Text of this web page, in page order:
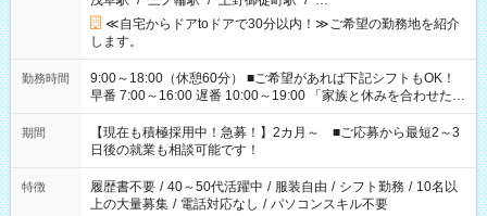
≪自宅からドアtoドアで30分以内！≫ご希望の勤務地を紹介
します。
勤務時間
9:00～18:00（休憩60分） ■ご希望があれば下記シフトもOK！
早番 7:00～16:00 遅番 10:00～19:00 「家族と休みを合わせた
い」 「余裕を持って夕飯の準備がしたい」 「できれば残業はし
たくない」 など、ご希望を教えてくださいね。 ※Wワーク希望
の方へ 今ご覧のお仕事で希望する勤務時間と、もう1つのお仕事
の勤務時間。 合計で週40時間を超える場合は応募できません。
期間
【現在も積極採用中！急募！】2カ月～ ■ご応募から最短2～3
日後の就業も相談可能です！
特徴 履歴書不要 / 40～50代活躍中 / 服装自由 / シフト勤務 / 10名以
上の大量募集 / 電話対応なし / パソコンスキル不要